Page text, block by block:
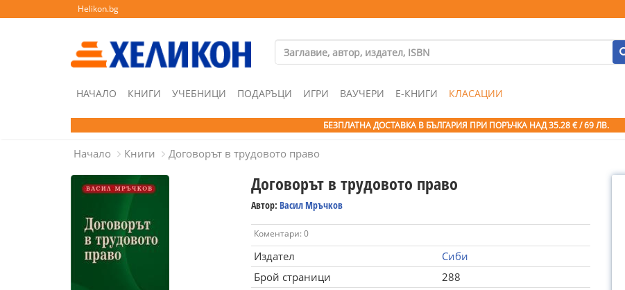
Helikon.bg
НАЧАЛО КНИГИ УЧЕБНИЦИ ПОДАРЪЦИ ИГРИ ВАУЧЕРИ Е-КНИГИ КЛАСАЦИИ
БЕЗПЛАТНА ДОСТАВКА В БЪЛГАРИЯ ПРИ ПОРЪЧКА НАД 35.28 € / 69 ЛВ.
Начало Книги Договорът в трудовото право
Договорът в трудовото право
Автор: Васил Мръчков
Коментари: 0
Издател
Сиби
Брой страници
288